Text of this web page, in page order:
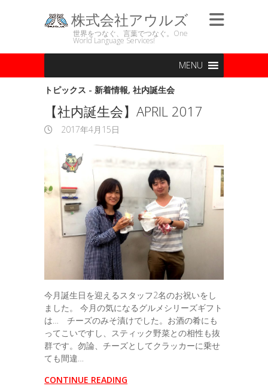
株式会社アウルズ
世界をつなぐ、言葉でつなぐ。One
World Language Services!
MENU
トピックス - 新着情報, 社内誕生会
【社内誕生会】APRIL 2017
2017年4月15日
今月誕生日を迎えるスタッフ2名のお祝いをし
ました。 今月の気になるグルメシリーズギフト
は… チーズのみそ漬けでした。お酒の肴にも
ってこいですし、スティック野菜との相性も抜
群です。勿論、チーズとしてクラッカーに乗せ
ても間違…
CONTINUE READING